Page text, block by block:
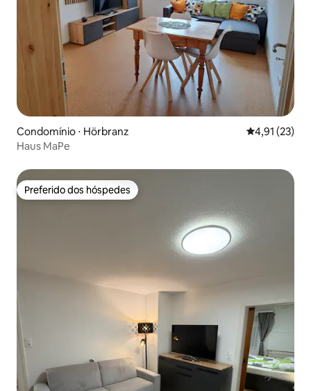
Condomínio ⋅ Hörbranz 4,91 de uma
4,91 (23)
Haus MaPe
Preferido dos hóspedes
Preferido dos hóspedes